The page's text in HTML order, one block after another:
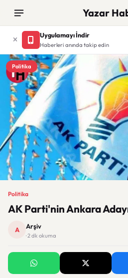
Yazar
Uygulamayı İndir
Haberleri anında takip edin
Politika
Politika
AK Parti'nin Ankara
A Arşiv
· 2 dk okuma